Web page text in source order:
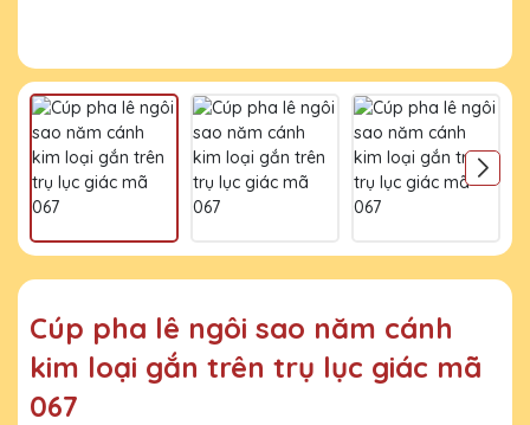
Cúp pha lê ngôi sao năm cánh
kim loại gắn trên trụ lục giác mã
067